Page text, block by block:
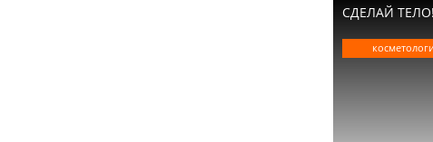
СДЕЛАЙ ТЕЛО!